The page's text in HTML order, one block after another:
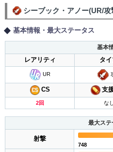
シーブック・アノー(UR/
基本情報・最大ステータス
基本
レアリティ
タ
UR
CS 支
2回 なし
最大ステ
射撃
748